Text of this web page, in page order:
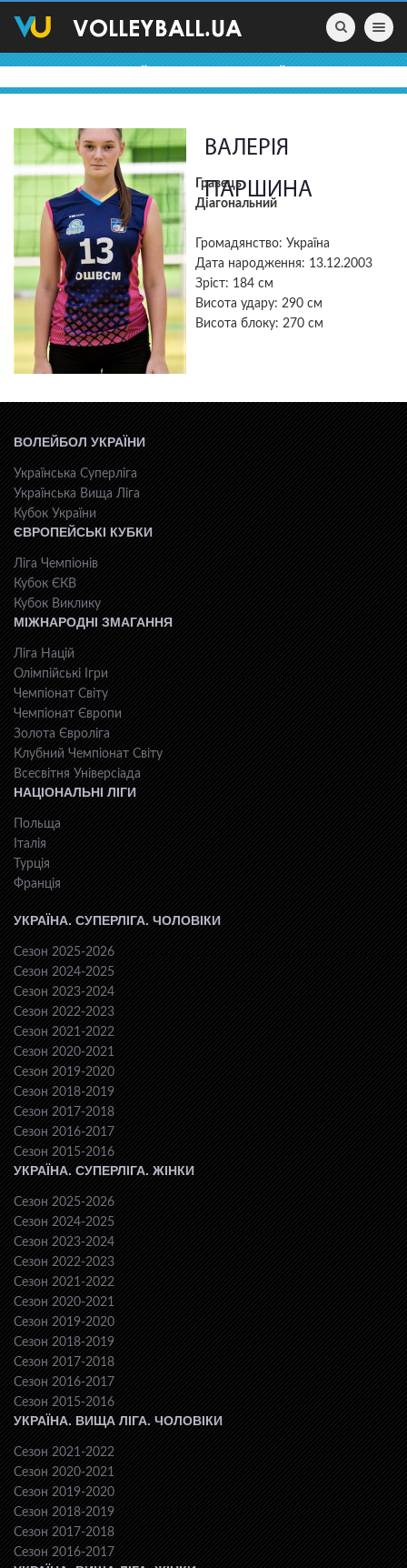
Toggle
ВАЛЕРІЯ
ПАРШИНА
Гравець
Діагональний
Громадянство: Україна
Дата народження: 13.12.2003
Зріст: 184 см
Висота удару: 290 см
Висота блоку: 270 см
ВОЛЕЙБОЛ УКРАЇНИ
Українська Суперліга
Українська Вища Ліга
Кубок України
ЄВРОПЕЙСЬКІ КУБКИ
Ліга Чемпіонів
Кубок ЄКВ
Кубок Виклику
МІЖНАРОДНІ ЗМАГАННЯ
Ліга Націй
Олімпійські Ігри
Чемпіонат Світу
Чемпіонат Європи
Золота Євроліга
Клубний Чемпіонат Світу
Всесвiтня Унiверсiaда
НАЦІОНАЛЬНІ ЛІГИ
Польща
Італія
Турція
Франція
УКРАЇНА. СУПЕРЛІГА. ЧОЛОВІКИ
Сезон 2025-2026
Сезон 2024-2025
Сезон 2023-2024
Сезон 2022-2023
Сезон 2021-2022
Сезон 2020-2021
Сезон 2019-2020
Сезон 2018-2019
Сезон 2017-2018
Сезон 2016-2017
Сезон 2015-2016
УКРАЇНА. СУПЕРЛІГА. ЖІНКИ
Сезон 2025-2026
Сезон 2024-2025
Сезон 2023-2024
Сезон 2022-2023
Сезон 2021-2022
Сезон 2020-2021
Сезон 2019-2020
Сезон 2018-2019
Сезон 2017-2018
Сезон 2016-2017
Сезон 2015-2016
УКРАЇНА. ВИЩА ЛІГА. ЧОЛОВІКИ
Сезон 2021-2022
Сезон 2020-2021
Сезон 2019-2020
Сезон 2018-2019
Сезон 2017-2018
Сезон 2016-2017